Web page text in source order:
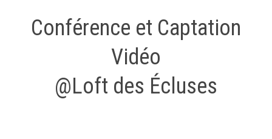
Conférence et Captation
Vidéo
@Loft des Écluses